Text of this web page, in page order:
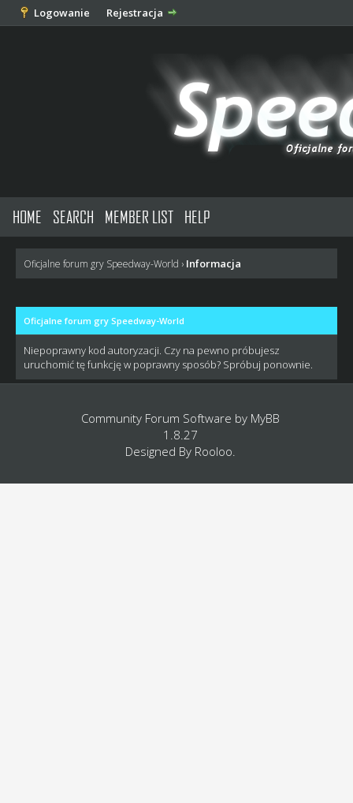
Logowanie Rejestracja
HOME SEARCH MEMBER LIST HELP
Oficjalne forum gry Speedway-World › Informacja
Oficjalne forum gry Speedway-World
Niepoprawny kod autoryzacji. Czy na pewno próbujesz
uruchomić tę funkcję w poprawny sposób? Spróbuj ponownie.
Community Forum Software by MyBB
1.8.27
Designed By Rooloo.